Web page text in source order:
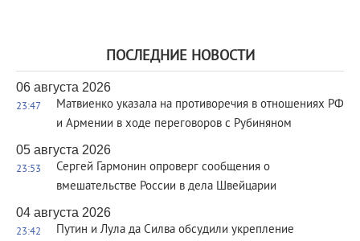
ПОСЛЕДНИЕ НОВОСТИ
06 августа 2026
23:47
Матвиенко указала на противоречия в отношениях РФ
и Армении в ходе переговоров с Рубиняном
05 августа 2026
23:53
Сергей Гармонин опроверг сообщения о
вмешательстве России в дела Швейцарии
04 августа 2026
23:42
Путин и Лула да Силва обсудили укрепление